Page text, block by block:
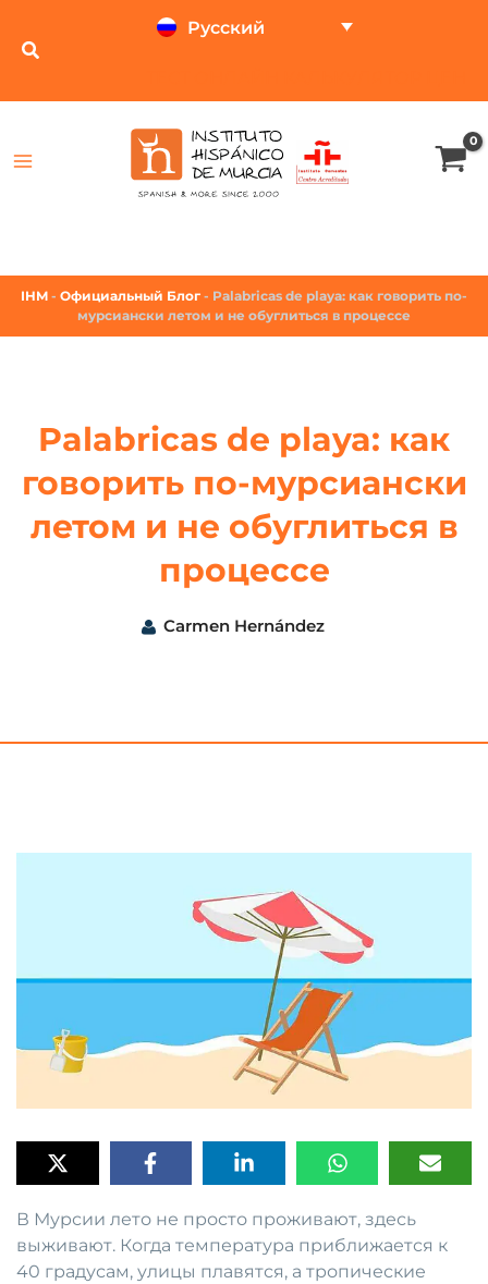
Русский
IHM - Официальный Блог - Palabricas de playa: как говорить по-
мурсиански летом и не обуглиться в процессе
Palabricas de playa: как
говорить по-мурсиански
летом и не обуглиться в
процессе
Carmen Hernández
В Мурсии лето не просто проживают, здесь
выживают. Когда температура приближается к
40 градусам, улицы плавятся, а тропические